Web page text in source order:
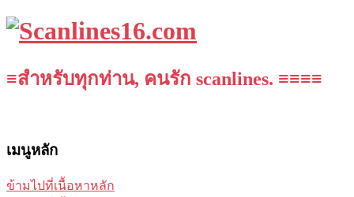
≡สำหรับทุกท่าน, คนรัก scanlines. ≡≡≡≡
เมนูหลัก
ข้ามไปที่เนื้อหาหลัก